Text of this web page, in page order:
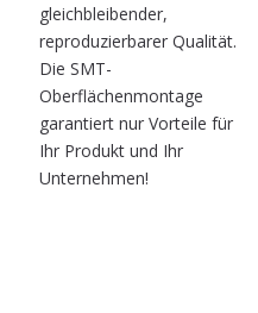
gleichbleibender,
reproduzierbarer Qualität.
Die SMT-
Oberflächenmontage
garantiert nur Vorteile für
Ihr Produkt und Ihr
Unternehmen!